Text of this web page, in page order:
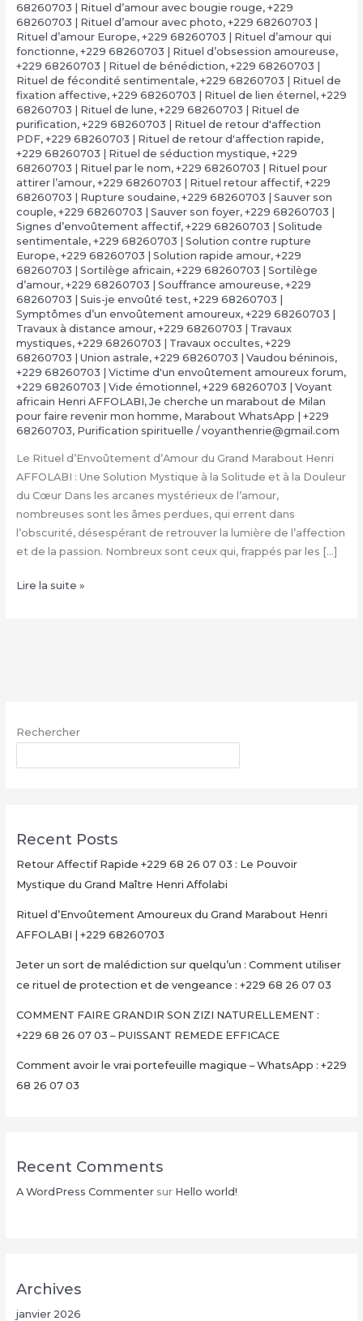
68260703 | Rituel d’amour avec bougie rouge, +229
68260703 | Rituel d’amour avec photo, +229 68260703 |
Rituel d’amour Europe, +229 68260703 | Rituel d’amour qui
fonctionne, +229 68260703 | Rituel d’obsession amoureuse,
+229 68260703 | Rituel de bénédiction, +229 68260703 |
Rituel de fécondité sentimentale, +229 68260703 | Rituel de
fixation affective, +229 68260703 | Rituel de lien éternel , +229
68260703 | Rituel de lune, +229 68260703 | Rituel de
purification, +229 68260703 | Rituel de retour d'affection
PDF, +229 68260703 | Rituel de retour d'affection rapide,
+229 68260703 | Rituel de séduction mystique, +229
68260703 | Rituel par le nom, +229 68260703 | Rituel pour
attirer l’amour, +229 68260703 | Rituel retour affectif, +229
68260703 | Rupture soudaine, +229 68260703 | Sauver son
couple, +229 68260703 | Sauver son foyer, +229 68260703 |
Signes d’envoûtement affectif, +229 68260703 | Solitude
sentimentale, +229 68260703 | Solution contre rupture
Europe, +229 68260703 | Solution rapide amour, +229
68260703 | Sortilège africain, +229 68260703 | Sortilège
d’amour, +229 68260703 | Souffrance amoureuse, +229
68260703 | Suis-je envoûté test, +229 68260703 |
Symptômes d’un envoûtement amoureux, +229 68260703 |
Travaux à distance amour, +229 68260703 | Travaux
mystiques, +229 68260703 | Travaux occultes, +229
68260703 | Union astrale, +229 68260703 | Vaudou béninois,
+229 68260703 | Victime d'un envoûtement amoureux forum,
+229 68260703 | Vide émotionnel , +229 68260703 | Voyant
africain Henri AFFOLABI, Je cherche un marabout de Milan
pour faire revenir mon homme, Marabout WhatsApp | +229
68260703, Purification spirituelle /voyanthenrie@gmail.com
Le Rituel d’Envoûtement d’Amour du Grand Marabout Henri
AFFOLABI : Une Solution Mystique à la Solitude et à la Douleur
du Cœur Dans les arcanes mystérieux de l’amour,
nombreuses sont les âmes perdues, qui errent dans
l’obscurité, désespérant de retrouver la lumière de l’affection
et de la passion. Nombreux sont ceux qui, frappés par les […]
Rituel
|
68260703
Lire la suite »
Rechercher
Recent Posts
Retour Affectif Rapide +229 68 26 07 03 : Le Pouvoir
Mystique du Grand Maître Henri Affolabi
Rituel d’Envoûtement Amoureux du Grand Marabout Henri
AFFOLABI | +229 68260703
Jeter un sort de malédiction sur quelqu’un : Comment utiliser
ce rituel de protection et de vengeance : +229 68 26 07 03
COMMENT FAIRE GRANDIR SON ZIZI NATURELLEMENT :
+229 68 26 07 03 – PUISSANT REMEDE EFFICACE
Comment avoir le vrai portefeuille magique – WhatsApp : +229
68 26 07 03
Recent Comments
A WordPress Commentersur Hello world!
Archives
janvier 2026